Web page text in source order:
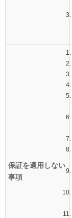
保証を適用しない
事項